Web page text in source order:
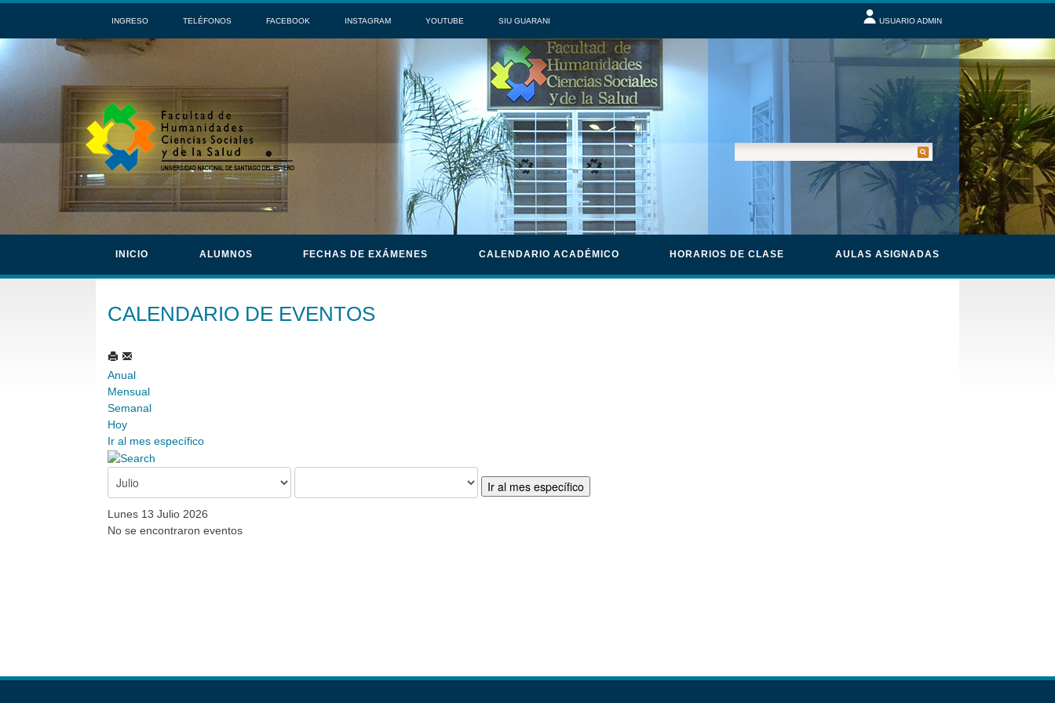
INGRESO TELÉFONOS FACEBOOK INSTAGRAM YOUTUBE SIU GUARANI USUARIO ADMIN
INICIO ALUMNOS FECHAS DE EXÁMENES CALENDARIO ACADÉMICO HORARIOS DE CLASE AULAS ASIGNADAS
CALENDARIO DE EVENTOS
Anual
Mensual
Semanal
Hoy
Ir al mes específico
Ir al mes específico
Lunes 13 Julio 2026
No se encontraron eventos